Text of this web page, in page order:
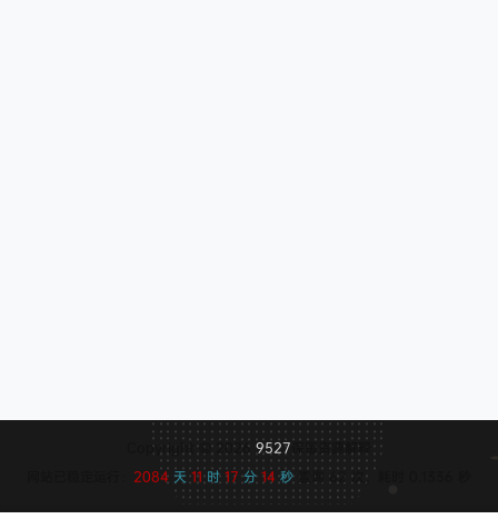
Copyright © 2026 9527 保留资源解释
2084 天11时17分15秒 查询 62 次，耗时 0.1336 秒